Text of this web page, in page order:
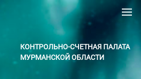
КОНТРОЛЬНО-СЧЕТНАЯ ПАЛАТА
МУРМАНСКОЙ ОБЛАСТИ